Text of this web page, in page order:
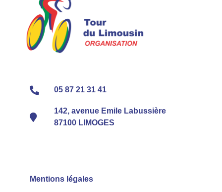
05 87 21 31 41
142, avenue Emile Labussière
87100 LIMOGES
Mentions légales